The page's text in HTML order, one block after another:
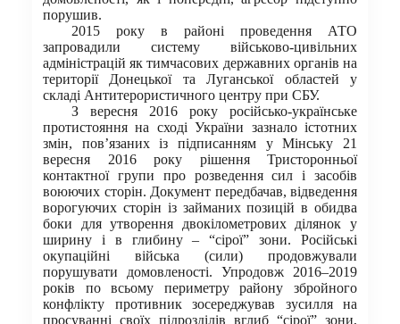
порушив.
2015 року в районі проведення АТО
запровадили систему військово-цивільних
адміністрацій як тимчасових державних органів на
території Донецької та Луганської областей у
складі Антитерористичного центру при СБУ.
З вересня 2016 року російсько-українське
протистояння на сході України зазнало істотних
змін, пов’язаних із підписанням у Мінську 21
вересня 2016 року рішення Тристоронньої
контактної групи про розведення сил і засобів
воюючих сторін. Документ передбачав, відведення
ворогуючих сторін із займаних позицій в обидва
боки для утворення двокілометрових ділянок у
ширину і в глибину – “сірої” зони. Російські
окупаційні війська (сили) продовжували
порушувати домовленості. Упродовж 2016–2019
років по всьому периметру району збройного
конфлікту противник зосереджував зусилля на
просуванні своїх підрозділів вглиб “сірої” зони,